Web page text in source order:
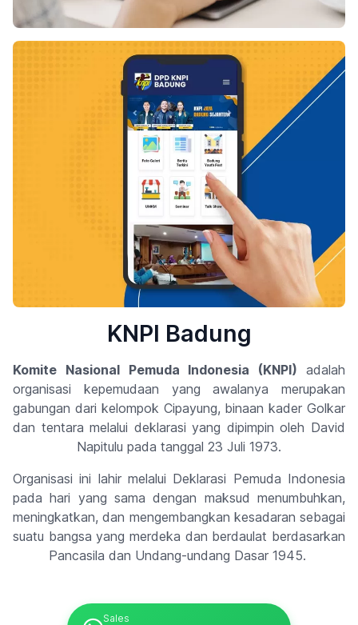
KNPI Badung
Komite Nasional Pemuda Indonesia (KNPI) adalah
organisasi kepemudaan yang awalanya merupakan
gabungan dari kelompok Cipayung, binaan kader Golkar
dan tentara melalui deklarasi yang dipimpin oleh David
Napitulu pada tanggal 23 Juli 1973.
Organisasi ini lahir melalui Deklarasi Pemuda Indonesia
pada hari yang sama dengan maksud menumbuhkan,
meningkatkan, dan mengembangkan kesadaran sebagai
suatu bangsa yang merdeka dan berdaulat berdasarkan
Pancasila dan Undang-undang Dasar 1945.
Sales